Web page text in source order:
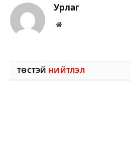
Урлаг
Вэбсайт
ТӨСТЭЙ НИЙТЛЭЛ